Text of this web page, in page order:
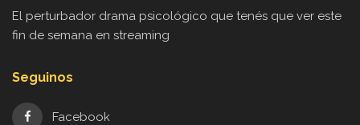
El perturbador drama psicológico que tenés que ver este
fin de semana en streaming
Seguinos
Facebook